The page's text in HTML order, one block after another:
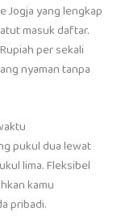
Jogja yang lengkap
masuk daftar.
per sekali
nyaman tanpa
pukul dua lewat
lima. Fleksibel
kamu
pribadi.